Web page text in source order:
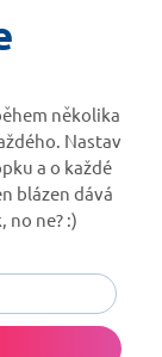
několika
Nastav
a o každé
blázen dává
no ne? :)